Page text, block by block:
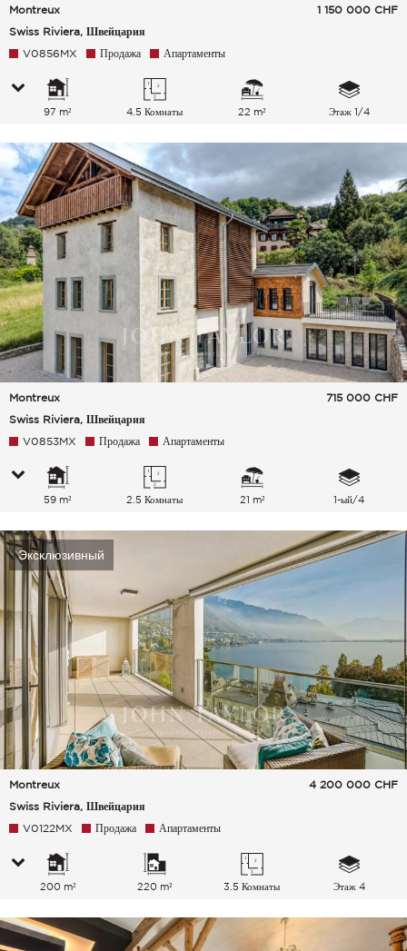
Montreux
Swiss Riviera, Швейцария
1 150 000 CHF
V0856MX Продажа Апартаменты
97 m² 4.5 Комнаты 22 m² Этаж 1/4
Montreux
Swiss Riviera, Швейцария
715 000 CHF
V0853MX Продажа Апартаменты
59 m² 2.5 Комнаты 21 m² 1-ый/4
Эксклюзивный
Montreux
Swiss Riviera, Швейцария
4 200 000 CHF
V0122MX Продажа Апартаменты
200 m² 220 m² 3.5 Комнаты Этаж 4